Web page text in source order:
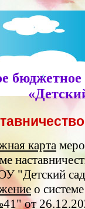
бюджетное
карта
"Детский
о
от